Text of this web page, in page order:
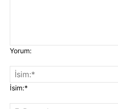
Yorum:
İsim:*